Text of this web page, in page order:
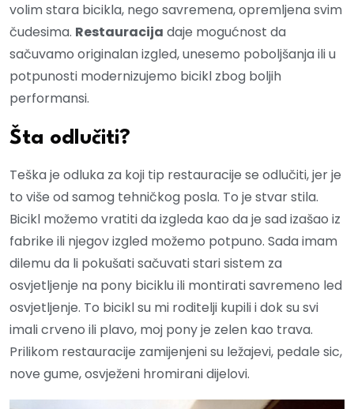
volim stara bicikla, nego savremena, opremljena svim
čudesima. Restauracija daje mogućnost da
sačuvamo originalan izgled, unesemo poboljšanja ili u
potpunosti modernizujemo bicikl zbog boljih
performansi.
Šta odlučiti?
Teška je odluka za koji tip restauracije se odlučiti, jer je
to više od samog tehničkog posla. To je stvar stila.
Bicikl možemo vratiti da izgleda kao da je sad izašao iz
fabrike ili njegov izgled možemo potpuno. Sada imam
dilemu da li pokušati sačuvati stari sistem za
osvjetljenje na pony biciklu ili montirati savremeno led
osvjetljenje. To bicikl su mi roditelji kupili i dok su svi
imali crveno ili plavo, moj pony je zelen kao trava.
Prilikom restauracije zamijenjeni su ležajevi, pedale sic,
nove gume, osvježeni hromirani dijelovi.